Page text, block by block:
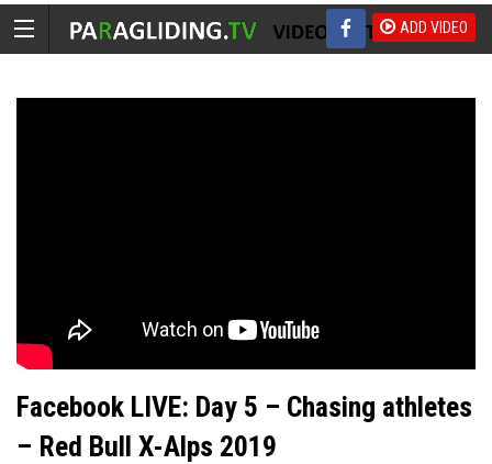
ADD VIDEO
Facebook LIVE: Day 5 – Chasing athletes
– Red Bull X-Alps 2019